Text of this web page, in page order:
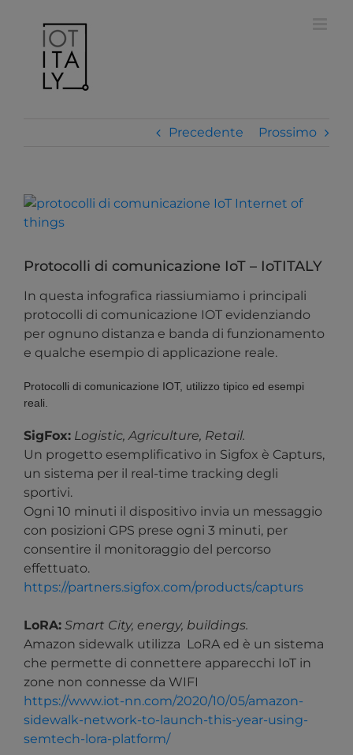
contenuto
Precedente Prossimo
Ingrandisci
immagine
Protocolli di comunicazione IoT – IoTITALY
In questa infografica riassiumiamo i principali
protocolli di comunicazione IOT evidenziando
per ognuno distanza e banda di funzionamento
e qualche esempio di applicazione reale.
Protocolli di comunicazione IOT, utilizzo tipico ed esempi
reali.
SigFox: Logistic, Agriculture, Retail.
Un progetto esemplificativo in Sigfox è Capturs,
un sistema per il real-time tracking degli
sportivi.
Ogni 10 minuti il dispositivo invia un messaggio
con posizioni GPS prese ogni 3 minuti, per
consentire il monitoraggio del percorso
effettuato.
https://partners.sigfox.com/products/capturs
LoRA: Smart City, energy, buildings.
Amazon sidewalk utilizza LoRA ed è un sistema
che permette di connettere apparecchi IoT in
zone non connesse da WIFI
https://www.iot-nn.com/2020/10/05/amazon-
sidewalk-network-to-launch-this-year-using-
semtech-lora-platform/